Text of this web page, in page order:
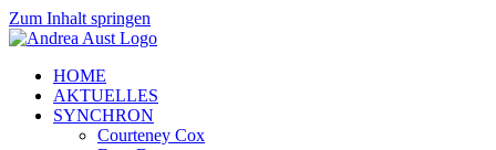
Zum Inhalt springen
HOME
AKTUELLES
SYNCHRON
Courteney Cox